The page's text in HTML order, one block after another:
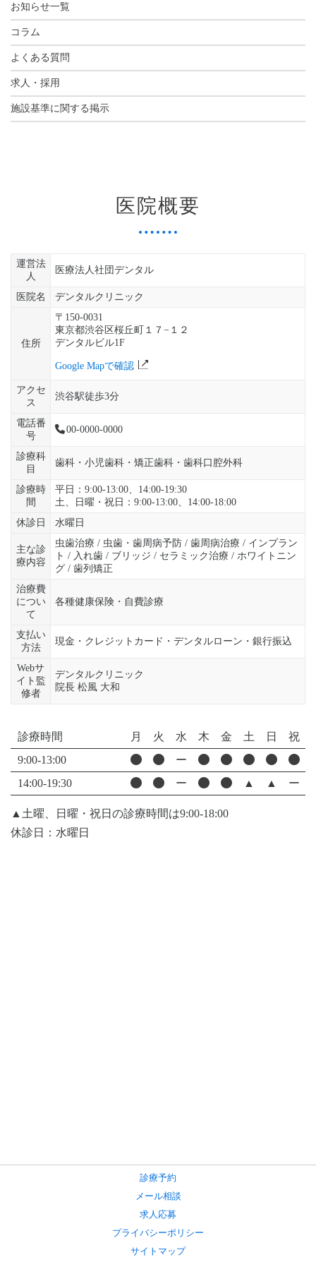
お知らせ一覧
コラム
よくある質問
求人・採用
施設基準に関する掲示
医院概要
運営法
人
医療法人社団デンタル
医院名 デンタルクリニック
住所
〒150-0031
東京都渋谷区桜丘町１７−１２
デンタルビル1F
Google Mapで確認
アクセ
ス
渋谷駅徒歩3分
電話番
号
00-0000-0000
診療科
目
歯科・小児歯科・矯正歯科・歯科口腔外科
診療時
間
平日：9:00-13:00、14:00-19:30
土、日曜・祝日：9:00-13:00、14:00-18:00
休診日
水曜日
主な診
療内容
虫歯治療 / 虫歯・歯周病予防 / 歯周病治療 / インプラン
ト / 入れ歯 / ブリッジ / セラミック治療 / ホワイトニン
グ / 歯列矯正
治療費
につい
て
各種健康保険・自費診療
支払い
方法
現金・クレジットカード・デンタルローン・銀行振込
Webサ
イト監
修者
デンタルクリニック
院長 松風 大和
診療時間 月 火 水 木 金 土 日
祝
9:00-13:00
ー
14:00-19:30
ー ▲ ▲ ー
▲土曜、日曜・祝日の診療時間は9:00-18:00
休診日：水曜日
診療予約
メール相談
求人応募
プライバシーポリシー
サイトマップ